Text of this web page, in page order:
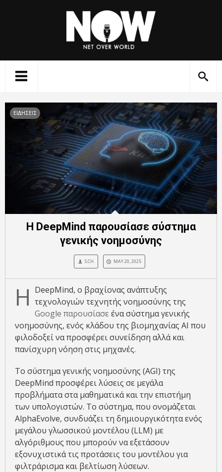
ΕΙΔΗΣΕΙΣ
Η DeepMind παρουσίασε σύστημα
γενικής νοημοσύνης
S.CH. MAY 20, 2025
Η DeepMind, ο βραχίονας ανάπτυξης
τεχνολογιών τεχνητής νοημοσύνης της
Google παρουσίασε ένα σύστημα γενικής
νοημοσύνης, ενός κλάδου της βιομηχανίας ΑΙ που
φιλοδοξεί να προσφέρει συνείδηση αλλά και
πανίσχυρη νόηση στις μηχανές.
Το σύστημα γενικής νοημοσύνης (AGI) της
DeepMind προσφέρει λύσεις σε μεγάλα
προβλήματα στα μαθηματικά και την επιστήμη
των υπολογιστών. Το σύστημα, που ονομάζεται
AlphaEvolve, συνδυάζει τη δημιουργικότητα ενός
μεγάλου γλωσσικού μοντέλου (LLM) με
αλγόριθμους που μπορούν να εξετάσουν
εξονυχιστικά τις προτάσεις του μοντέλου για
φιλτράρισμα και βελτίωση λύσεων.